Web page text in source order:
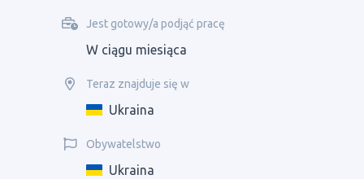
Jest gotowy/a podjąć pracę
W ciągu miesiąca
Teraz znajduje się w
Ukraina
Obywatelstwo
Ukraina